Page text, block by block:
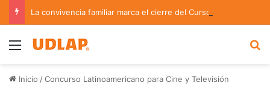
Menu
Inicio /Concurso Latinoamericano para Cine y Televisión